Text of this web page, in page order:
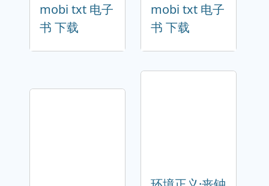
mobi txt 电子
书 下载
mobi txt 电子
书 下载